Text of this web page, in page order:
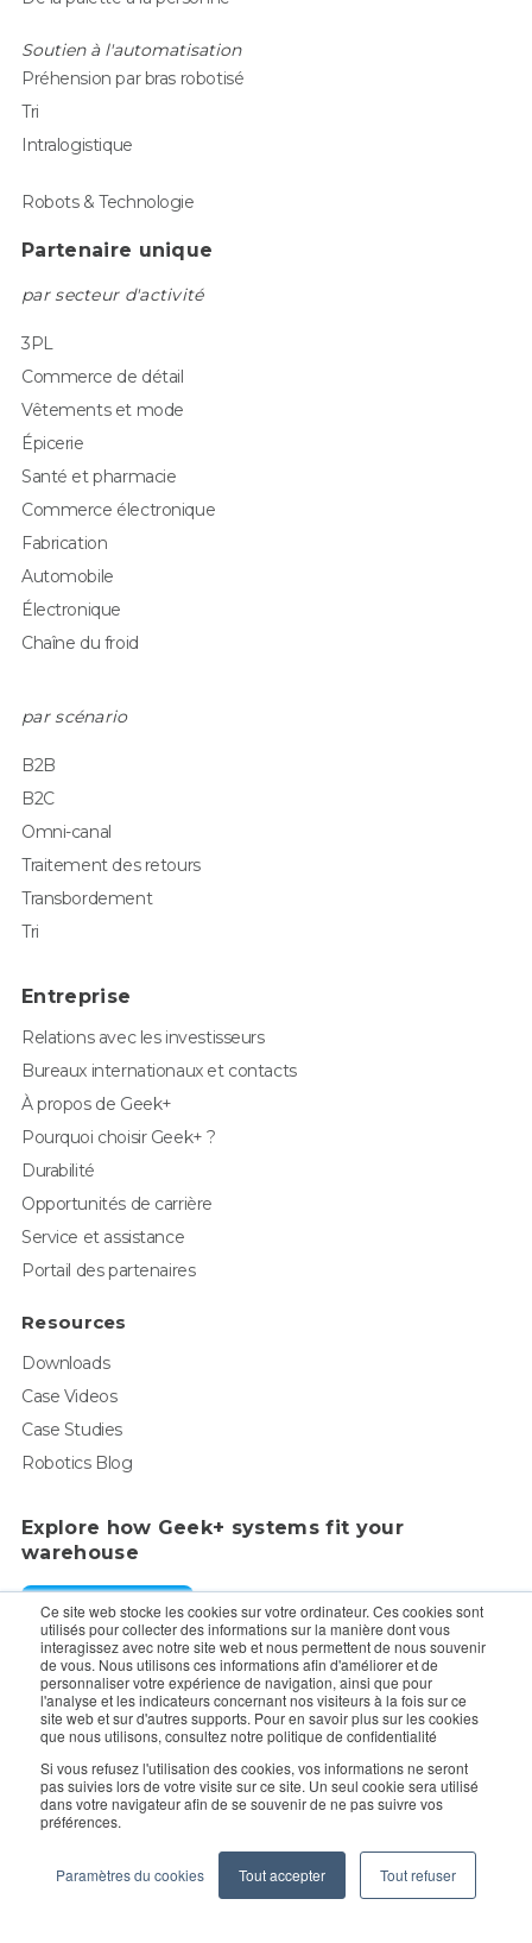
Ce site web stocke les cookies sur votre ordinateur. Ces cookies sont
utilisés pour collecter des informations sur la manière dont vous
interagissez avec notre site web et nous permettent de nous souvenir
de vous. Nous utilisons ces informations afin d'améliorer et de
personnaliser votre expérience de navigation, ainsi que pour
l'analyse et les indicateurs concernant nos visiteurs à la fois sur ce
site web et sur d'autres supports. Pour en savoir plus sur les cookies
que nous utilisons, consultez notre politique de confidentialité
Si vous refusez l'utilisation des cookies, vos informations ne seront
pas suivies lors de votre visite sur ce site. Un seul cookie sera utilisé
dans votre navigateur afin de se souvenir de ne pas suivre vos
préférences.
Paramètres du cookies Tout accepter Tout refuser
Soutien à l'automatisation
Préhension par bras robotisé
Tri
Intralogistique
Robots & Technologie
Partenaire unique
par secteur d'activité
3PL
Commerce de détail
Vêtements et mode
Épicerie
Santé et pharmacie
Commerce électronique
Fabrication
Automobile
Électronique
Chaîne du froid
par scénario
B2B
B2C
Omni-canal
Traitement des retours
Transbordement
Tri
Entreprise
Relations avec les investisseurs
Bureaux internationaux et contacts
À propos de Geek+
Pourquoi choisir Geek+ ?
Durabilité
Opportunités de carrière
Service et assistance
Portail des partenaires
Resources
Downloads
Case Videos
Case Studies
Robotics Blog
Explore how Geek+ systems fit your
warehouse
Request a Demo
For enquiry, contact sales:sales@geekplus.com. for
promotions, contact PR:pr@geekplus.com
Copyright © 2026 Geekplus Technology Co., Ltd. All rights
reserved.